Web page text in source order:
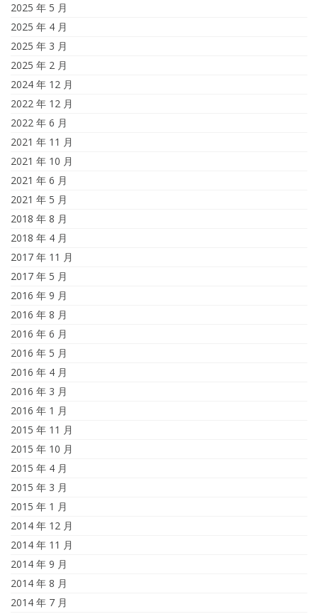
2025 年 5 月
2025 年 4 月
2025 年 3 月
2025 年 2 月
2024 年 12 月
2022 年 12 月
2022 年 6 月
2021 年 11 月
2021 年 10 月
2021 年 6 月
2021 年 5 月
2018 年 8 月
2018 年 4 月
2017 年 11 月
2017 年 5 月
2016 年 9 月
2016 年 8 月
2016 年 6 月
2016 年 5 月
2016 年 4 月
2016 年 3 月
2016 年 1 月
2015 年 11 月
2015 年 10 月
2015 年 4 月
2015 年 3 月
2015 年 1 月
2014 年 12 月
2014 年 11 月
2014 年 9 月
2014 年 8 月
2014 年 7 月